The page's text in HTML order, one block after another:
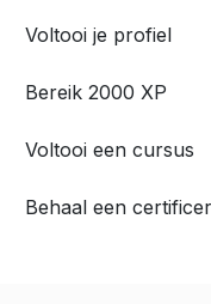
Voltooi je profiel
Bereik 2000 XP
Voltooi een cursus
Behaal een